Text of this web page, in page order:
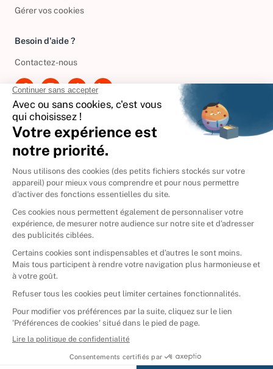
Gérer vos cookies
Besoin d'aide ?
Contactez-nous
International
🇪🇸 Espagne
🇩🇪Allemagne
🇮🇹 Italie